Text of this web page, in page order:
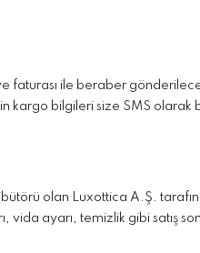
faturası ile beraber
kargo bilgileri size SMS olarak
olan Luxottica A.Ş.
vida ayarı, temizlik gibi satış